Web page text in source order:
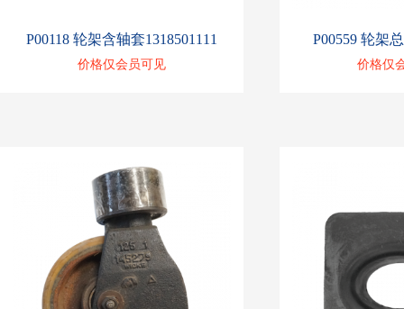
P00118 轮架含轴套1318501111
价格仅会员可见
P00559 轮架
价格仅